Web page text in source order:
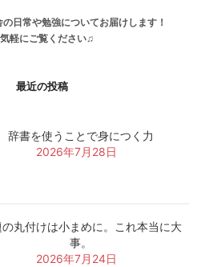
日常や勉強についてお届けします！
軽にご覧ください♫
最近の投稿
辞書を使うことで身につく力
2026年7月28日
丸付けは小まめに。これ本当に大
事。
2026年7月24日